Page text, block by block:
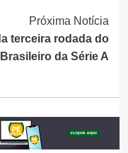
Próxima Notícia
terceira rodada do
da Série A